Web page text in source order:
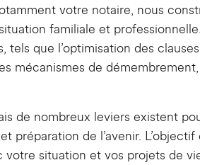
votre notaire, nous
familiale et
que l’optimisation des clauses
mécanismes de
de nombreux leviers existent
préparation de l’avenir. L’objectif
situation et vos projets de